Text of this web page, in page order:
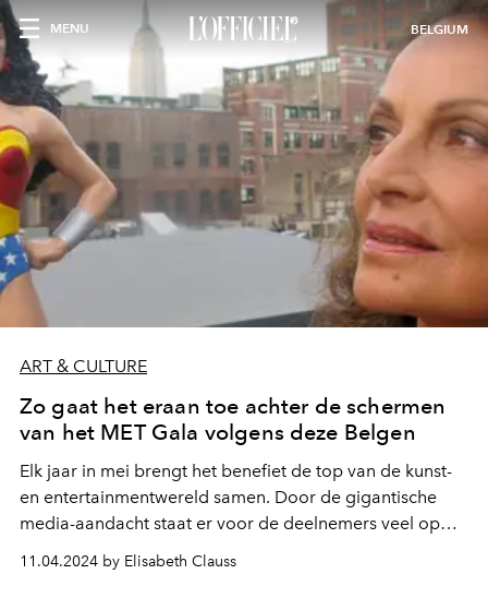
MENU BELGIUM
ART & CULTURE
Zo gaat het eraan toe achter de schermen
van het MET Gala volgens deze Belgen
Elk jaar in mei brengt het benefiet de top van de kunst-
en entertainmentwereld samen. Door de gigantische
media-aandacht staat er voor de deelnemers veel op
11.04.2024 by Elisabeth Clauss